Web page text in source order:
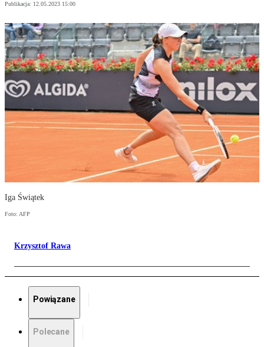
Publikacja: 12.05.2023 15:00
Iga Świątek
Foto: AFP
Krzysztof Rawa
Powiązane
Polecane